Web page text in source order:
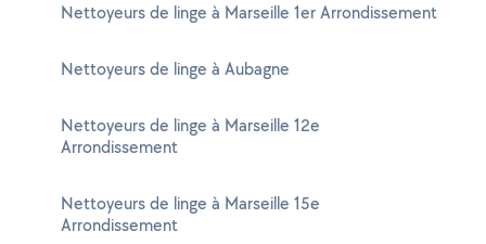
Nettoyeurs de linge à Marseille 1er Arrondissement
Nettoyeurs de linge à Aubagne
Nettoyeurs de linge à Marseille 12e
Arrondissement
Nettoyeurs de linge à Marseille 15e
Arrondissement